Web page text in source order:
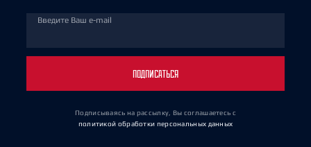
Введите Ваш e-mail
ПОДПИСАТЬСЯ
Подписываясь на рассылку, Вы соглашаетесь с
политикой обработки персональных данных